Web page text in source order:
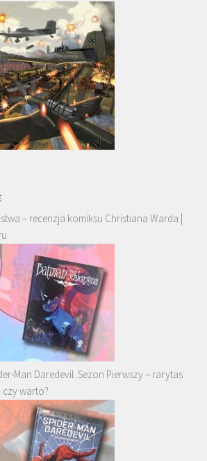
– recenzja komiksu Christiana Warda |
Man Daredevil. Sezon Pierwszy – rarytas
warto?